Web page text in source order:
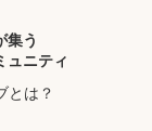
集う
ュニティ
とは？